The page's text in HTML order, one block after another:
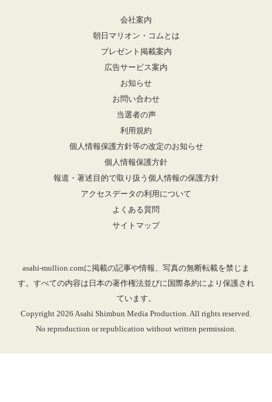
会社案内
朝日マリオン・コムとは
プレゼント掲載案内
広告サービス案内
お知らせ
お問い合わせ
当選者の声
利用規約
個人情報保護方針等の改定のお知らせ
個人情報保護方針
報道・著述目的で取り扱う個人情報の保護方針
アクセスデータの利用について
よくある質問
サイトマップ
asahi-mullion.comに掲載の記事や情報、写真の無断転載を禁じま
す。すべての内容は日本の著作権法並びに国際条約により保護され
ています。
Copyright 2026 Asahi Shimbun Media Production. All rights reserved.
No reproduction or republication without written permission.